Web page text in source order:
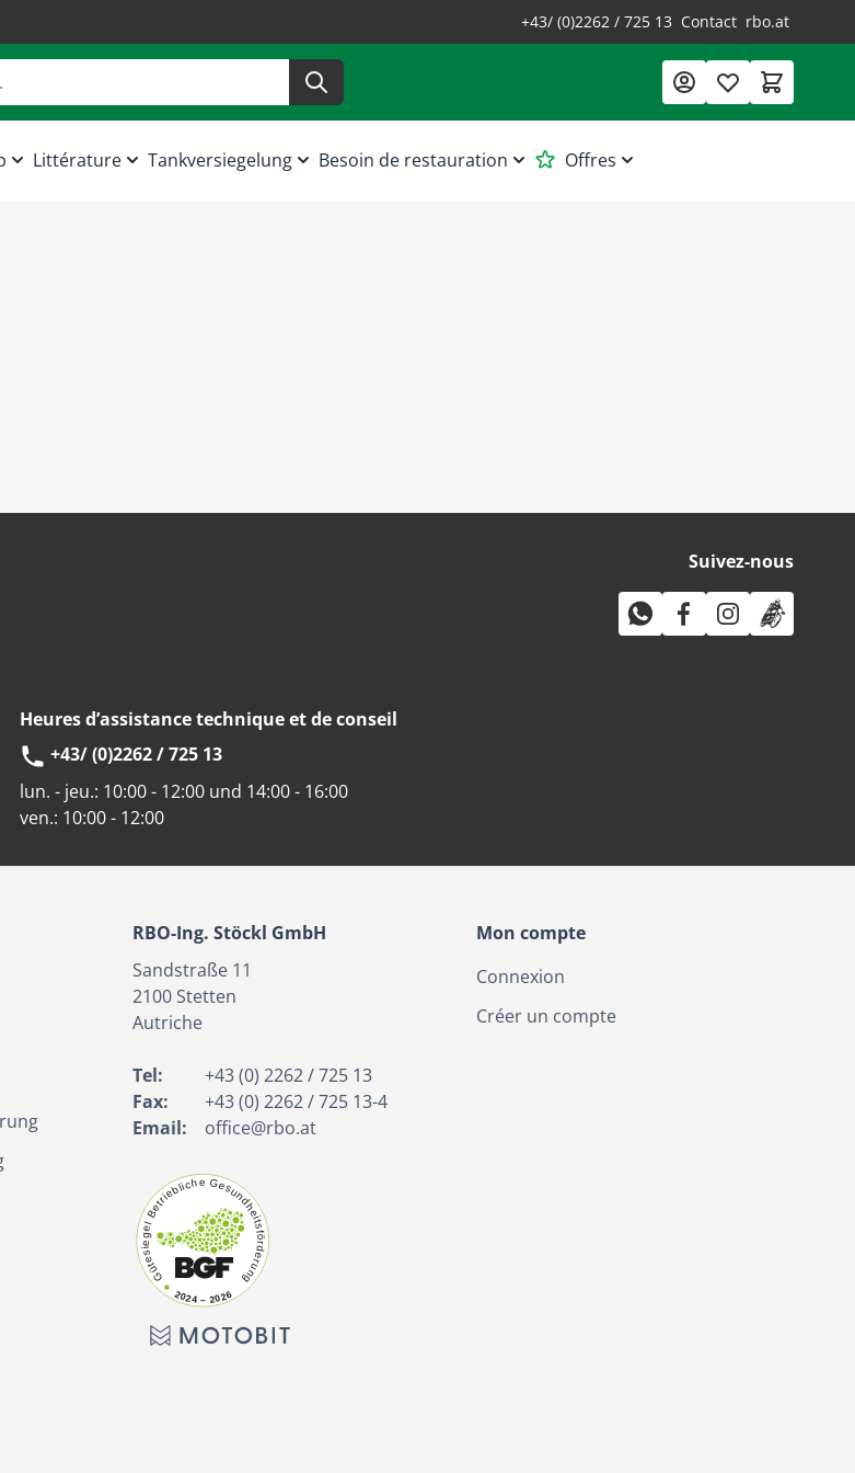
+43/ (0)2262 / 725 13 Contact rbo.at
Littérature Tankversiegelung Besoin de restauration Offres
Suivez-nous
Heures d’assistance technique et de conseil
+43/ (0)2262 / 725 13
lun. - jeu.: 10:00 - 12:00 und 14:00 - 16:00
ven.: 10:00 - 12:00
RBO-Ing. Stöckl GmbH
Sandstraße 11
2100Stetten
Autriche
Tel:
+43 (0) 2262 / 725 13
Fax:
+43 (0) 2262 / 725 13-4
Email:
office@rbo.at
Mon compte
Connexion
Créer un compte